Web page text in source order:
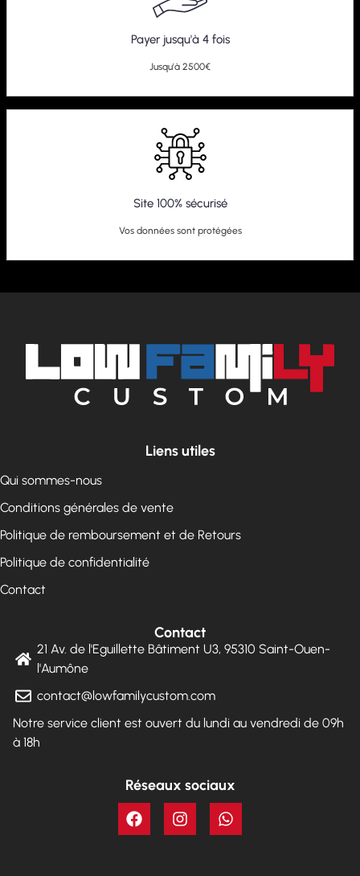
Payer jusqu'à 4 fois
Jusqu'à 2500€
Site 100% sécurisé
Vos données sont protégées
Liens utiles
Qui sommes-nous
Conditions générales de vente
Politique de remboursement et de Retours
Politique de confidentialité
Contact
Contact
21 Av. de l'Eguillette Bâtiment U3, 95310 Saint-Ouen-
l'Aumône
contact@lowfamilycustom.com
Notre service client est ouvert du lundi au vendredi de 09h
à 18h
Réseaux sociaux